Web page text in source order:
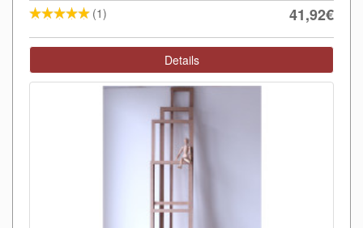
(1) 41,92€
Details